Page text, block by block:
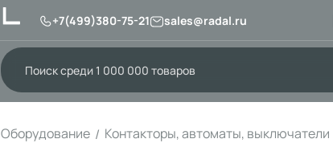
+7(499)380-75-21 sales@radal.ru
Оборудование Контакторы, автоматы, выключатели